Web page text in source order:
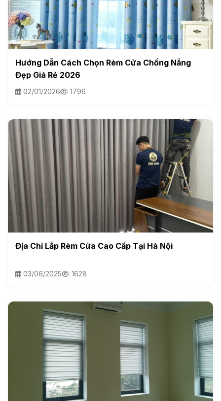
Hướng Dẫn Cách Chọn Rèm Cửa Chống Nắng
Đẹp Giá Rẻ 2026
02/01/2026 1796
Địa Chỉ Lắp Rèm Cửa Cao Cấp Tại Hà Nội
03/06/2025 1628